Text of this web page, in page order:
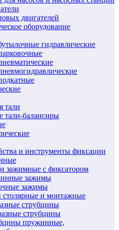
двигателей
оборудование
гидравлические
тали
балансиры
и инструменты фиксации
зажимные с фиксатором
зажимы
зажимы
и монтажные
струбцины
струбцины
пружинные,